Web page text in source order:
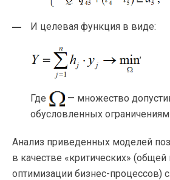
И целевая функция в виде:
,
Где
— множество
обусловленных
Анализ приведенных моделей
в качестве «критических»
оптимизации бизнес-процессов)